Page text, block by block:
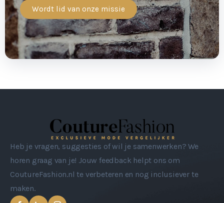
Wordt lid van onze missie
Heb je vragen, suggesties of wil je samenwerken? We
horen graag van je! Jouw feedback helpt ons om
CoutureFashion.nl te verbeteren en nog inclusiever te
maken.